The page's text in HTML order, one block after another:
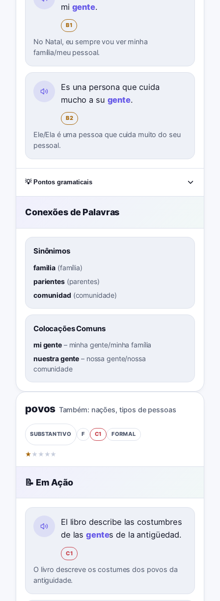
mi gente.
B1
No Natal, eu sempre vou ver minha
família/meu pessoal.
Es una persona que cuida
mucho a su gente.
B2
Ele/Ela é uma pessoa que cuida muito do seu
pessoal.
💡 Pontos gramaticais
Conexões de Palavras
Sinônimos
familia (família)
parientes(parentes)
comunidad (comunidade)
Colocações Comuns
mi gente– minha gente/minha família
nuestra gente – nossa gente/nossa
comunidade
povos Também: nações, tipos de pessoas
SUBSTANTIVO F C1 FORMAL
★ ★ ★ ★ ★
📝 Em Ação
El libro describe las costumbres
de lasgentes de la antigüedad.
C1
O livro descreve os costumes dos povos da
antiguidade.